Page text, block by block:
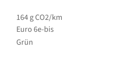
164 g CO2/km
Euro 6e-bis
Grün